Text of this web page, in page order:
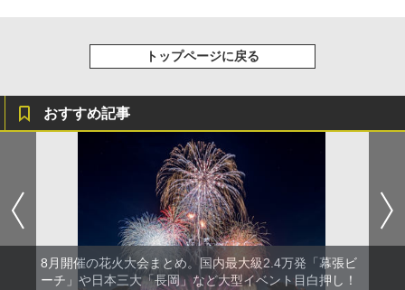
トップページに戻る
おすすめ記事
8月開催の花火大会まとめ。国内最大級2.4万発「幕張ビ
ーチ」や日本三大「長岡」など大型イベント目白押し！